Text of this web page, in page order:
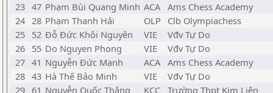
23 47 Phạm Bùi Quang Minh ACA Ams Chess Academy
24 28 Phạm Thanh Hải OLP
Clb Olympiachess
25 52 Đỗ Đức Khôi Nguyên VIE
Vđv Tự Do
26 55 Do Nguyen Phong VIE
Vđv Tự Do
27 41 Nguyễn Đức Mạnh ACA Ams Chess Academy
28 43 Hà Thế Bảo Minh VIE
Vđv Tự Do
29 61 Nguyễn Quốc Thắng KCC Trường Thpt Kim Liên